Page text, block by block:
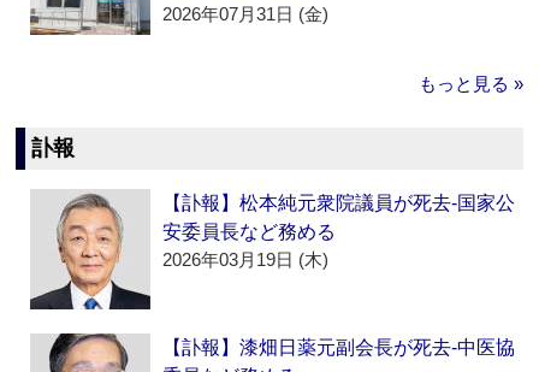
2026年07月31日 (金)
もっと見る »
訃報
【訃報】松本純元衆院議員が死去‐国家公
安委員長など務める
2026年03月19日 (木)
【訃報】漆畑日薬元副会長が死去‐中医協